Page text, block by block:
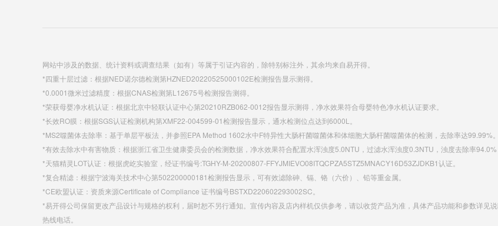
网站中涉及的数据、统计资料或调查结果（如有）等属于引证内容的，除特别标注外，其余均来自易开得。
*四重十层过滤：根据NED诺尔德检测第HZNED20220525000102E检测报告显示测得。
*0.0001微米过滤精度：根据CNAS检测第L12675号检测报告测得。
*荣获母婴净水机认证：根据北京中轻联认证中心第20210RZB062-0012报告显示测得，净水效果符合母婴特色净水机认证要求。
*长效RO膜：根据SGS认证检测机构第XMF22-004599-01检测报告显示，通水检测位点达到6000L。
*MS2噬菌体去除率：基于单层平板法，并参照EPA Method 1602水中F特异性大肠杆菌噬菌体和体细胞大肠杆菌噬菌体的检测，去除率达99.99%。
*有效去除水中有害物质：根据浙江省卫生健康委员会的检测数据，净水效果符合配置水浑浊度5.0NTU，过滤水浑浊度0.3NTU，浊度去除率
*天猫精灵LOT认证：根据虎屹实验室，经证书编号:TGHY-M-20200807-FFYJMIEVO08ITQCPZA5STZ5MNACY16D53ZJDKB1认证。
*复合精滤：根据宁波海关技术中心第502200000181检测报告显示，可有效滤除砷、镉、铬（六价）、铅等重金属。
*CE欧盟认证：资质来源Certificate of Compliance 证书编号BSTXD220602293002SC。
*易开得公司保留更改产品设计与规格的权利，届时恕不另行通知。宣传内容及店内样机仅供参考，请以收货产品为准，具体产品功能和参数详见
热线电话。